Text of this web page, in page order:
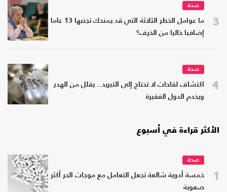
3
صحة
ما عوامل الخطر الثلاثة التي قد يمنحك تجنبها 13 عاما
إضافيا خاليا من الخرف؟
4
صحة
اكتشاف لقاحات لا تحتاج إلى التبريد.. يقلل من الهدر
ويخدم الدول الفقيرة
الأكثر قراءة في أسبوع
1
صحة
خمسة أدوية شائعة تجعل التعامل مع موجات الحر أكثر
صعوبة